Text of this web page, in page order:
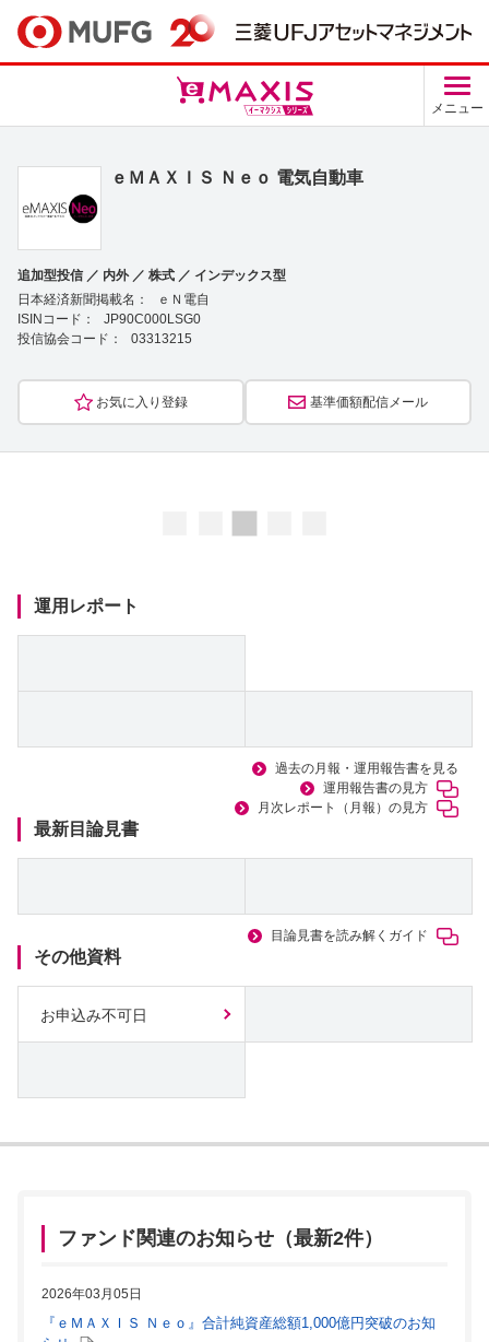
メニュー
ｅＭＡＸＩＳ Ｎｅｏ 電気自動車
追加型投信 ／ 内外 ／ 株式 ／ インデックス型
日本経済新聞掲載名：
ｅＮ電自
ISINコード：
JP90C000LSG0
投信協会コード：
03313215
お気に入り登録 基準価額配信メール
運用レポート
過去の月報・運用報告書を見る
運用報告書の見方
月次レポート（月報）の見方
最新目論見書
目論見書を読み解くガイド
その他資料
お申込み不可日
ファンド関連のお知らせ（最新2件）
2026年03月05日
『ｅＭＡＸＩＳ Ｎｅｏ』合計純資産総額1,000億円突破のお知